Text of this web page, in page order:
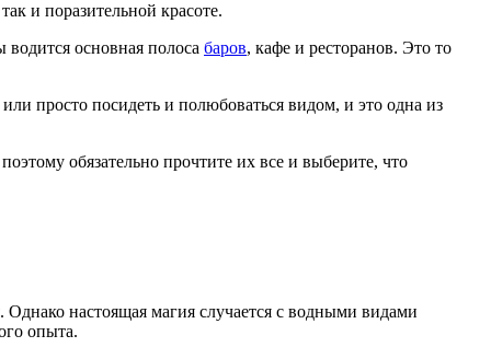
и поразительной красоте.
водится основная полоса баров, кафе и ресторанов. Это то
просто посидеть и полюбоваться видом, и это одна из
обязательно прочтите их все и выберите, что
настоящая магия случается с водными видами
опыта.